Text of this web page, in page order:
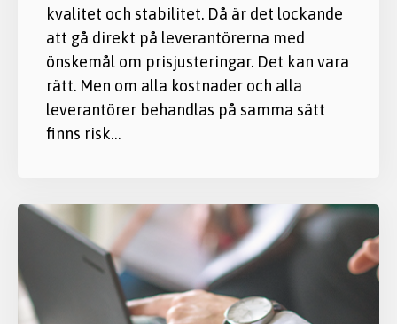
kvalitet och stabilitet. Då är det lockande
att gå direkt på leverantörerna med
önskemål om prisjusteringar. Det kan vara
rätt. Men om alla kostnader och alla
leverantörer behandlas på samma sätt
finns risk…